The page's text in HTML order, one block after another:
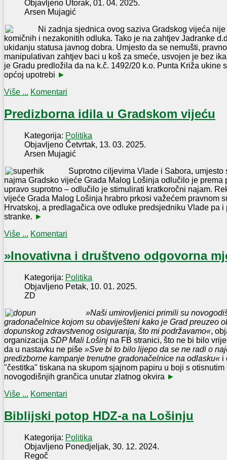
Objavljeno Utorak, 01. 04. 2025.
Arsen Mujagić
Ni zadnja sjednica ovog saziva Gradskog vijeća
komičnih i nezakonitih odluka. Tako je na zahtjev Jadranke
ukidanju statusa javnog dobra. Umjesto da se nemušti,
manipulativan zahtjev baci u koš za smeće, usvojen je bez
je Gradu predložila da na k.č. 1492/20 k.o. Punta Križa ukine
općoj upotrebi ►
Više ... Komentari
Predizborna idila u Gradskom vijeću
Kategorija: Politika
Objavljeno Četvrtak, 13. 03. 2025.
Arsen Mujagić
Suprotno ciljevima Vlade i Sabora,
najma Gradsko vijeće Grada Malog Lošinja odlučilo je
upravo suprotno – odlučilo je stimulirati kratkoročni najam.
vijeće Grada Malog Lošinja hrabro prkosi važećem pravnom
Hrvatskoj, a predlagačica ove odluke predsjedniku Vlade pa
stranke. ►
Više ... Komentari
»Inovativna i društveno odgovorna
Kategorija: Politika
Objavljeno Petak, 10. 01. 2025.
ZD
»Naši umirovljenici primili su
gradonačelnice kojom su obaviješteni kako je Grad preuzeo
dopunskog zdravstvenog osiguranja, što mi podržavamo«,
organizacija SDP Mali Lošinj na FB stranici, što ne bi bilo
da u nastavku ne piše »Sve bi to bilo lijepo da se ne radi o
predizborne kampanje trenutne gradonačelnice na odlasku« i
"čestitka" tiskana na skupom sjajnom papiru u boji s
novogodišnjih grančica unutar zlatnog okvira ►
Više ... Komentari
Biblijski potop HDZ-a na Lošinju
Kategorija: Politika
Objavljeno Ponedjeljak, 30. 12. 2024.
Regoč